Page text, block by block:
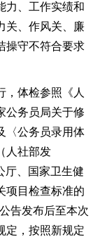
力、工作实绩和
关、作风关、廉
操守不符合要求
体检参照《人
公务员局关于修
〈公务员录用体
人社部发
厅、国家卫生健
项目检查标准的
告发布后至本次
定，按照新规定